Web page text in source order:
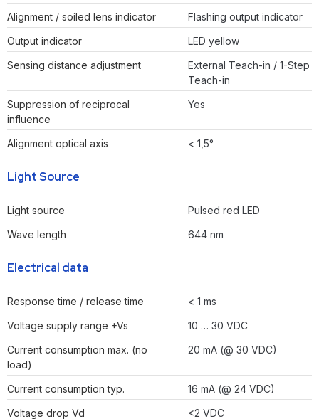
Alignment / soiled lens indicator
Flashing output indicator
Output indicator
LED yellow
Sensing distance adjustment
External Teach-in / 1-Step
Teach-in
Suppression of reciprocal
influence
Yes
Alignment optical axis < 1,5°
Light Source
Light source
Pulsed red LED
Wave length
644 nm
Electrical data
Response time / release time
< 1 ms
Voltage supply range +Vs
10 … 30 VDC
Current consumption max. (no
load)
20 mA (@ 30 VDC)
Current consumption typ.
16 mA (@ 24 VDC)
Voltage drop Vd
<2 VDC